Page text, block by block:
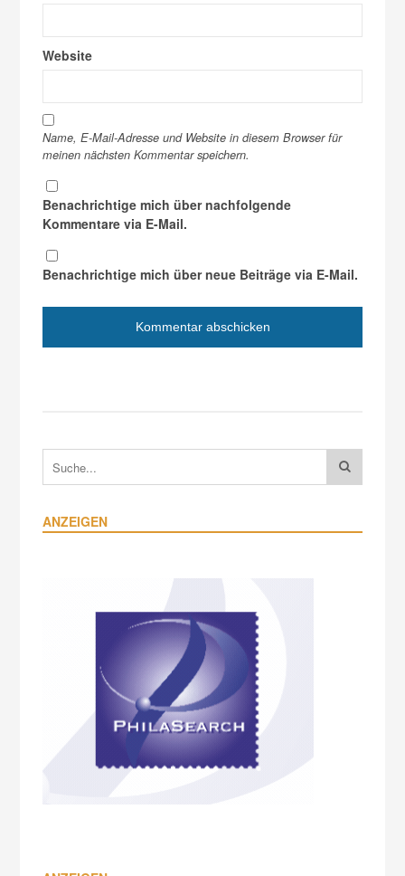
Website
Name, E-Mail-Adresse und Website in diesem Browser für
meinen nächsten Kommentar speichern.
Benachrichtige mich über nachfolgende
Kommentare via E-Mail.
Benachrichtige mich über neue Beiträge via E-Mail.
ANZEIGEN